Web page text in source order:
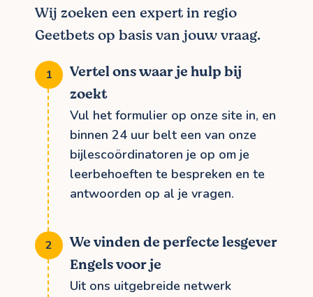
Wij zoeken een expert in regio
Geetbets op basis van jouw vraag.
Vertel ons waar je hulp bij
zoekt
Vul het formulier op onze site in, en
binnen 24 uur belt een van onze
bijlescoördinatoren je op om je
leerbehoeften te bespreken en te
antwoorden op al je vragen.
We vinden de perfecte lesgever
Engels voor je
Uit ons uitgebreide netwerk